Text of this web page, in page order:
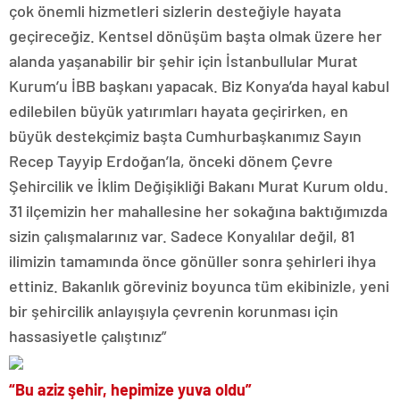
çok önemli hizmetleri sizlerin desteğiyle hayata
geçireceğiz. Kentsel dönüşüm başta olmak üzere her
alanda yaşanabilir bir şehir için İstanbullular Murat
Kurum’u İBB başkanı yapacak. Biz Konya’da hayal kabul
edilebilen büyük yatırımları hayata geçirirken, en
büyük destekçimiz başta Cumhurbaşkanımız Sayın
Recep Tayyip Erdoğan’la, önceki dönem Çevre
Şehircilik ve İklim Değişikliği Bakanı Murat Kurum oldu.
31 ilçemizin her mahallesine her sokağına baktığımızda
sizin çalışmalarınız var. Sadece Konyalılar değil, 81
ilimizin tamamında önce gönüller sonra şehirleri ihya
ettiniz. Bakanlık göreviniz boyunca tüm ekibinizle, yeni
bir şehircilik anlayışıyla çevrenin korunması için
hassasiyetle çalıştınız”
“Bu aziz şehir, hepimize yuva oldu”